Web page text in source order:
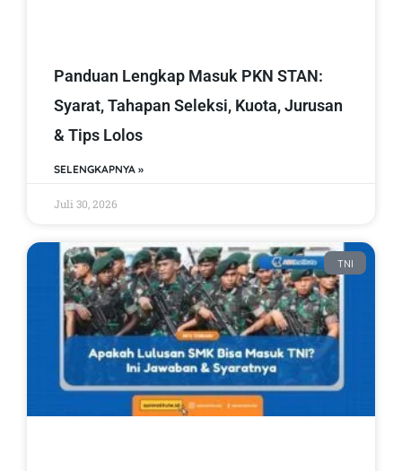
Panduan Lengkap Masuk PKN STAN:
Syarat, Tahapan Seleksi, Kuota, Jurusan
& Tips Lolos
SELENGKAPNYA »
Juli 30, 2026
TNI